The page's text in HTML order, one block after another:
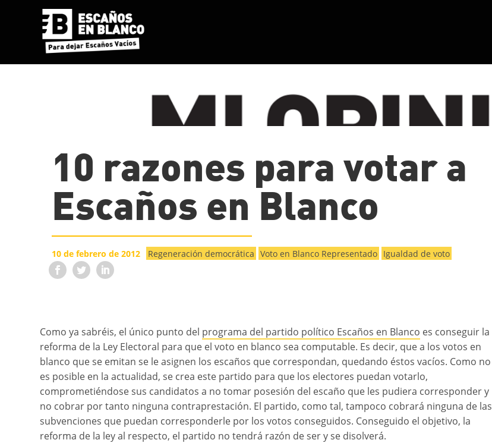
10 razones para votar a
Escaños en Blanco
10 de febrero de 2012 Regeneración democrática Voto en Blanco Representado Igualdad de voto
Como ya sabréis, el único punto del programa del partido político Escaños en Blanco es conseguir la
reforma de la Ley Electoral para que el voto en blanco sea computable. Es decir, que a los votos en
blanco que se emitan se le asignen los escaños que correspondan, quedando éstos vacíos. Como no
es posible en la actualidad, se crea este partido para que los electores puedan votarlo,
comprometiéndose sus candidatos a no tomar posesión del escaño que les pudiera corresponder y
no cobrar por tanto ninguna contraprestación. El partido, como tal, tampoco cobrará ninguna de las
subvenciones que puedan corresponderle por los votos conseguidos. Conseguido el objetivo, la
reforma de la ley al respecto, el partido no tendrá razón de ser y se disolverá.